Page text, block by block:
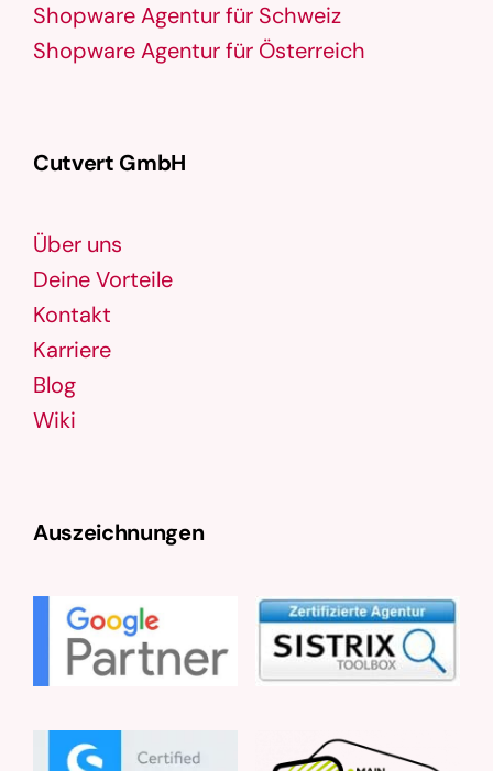
Shopware Agentur für Schweiz
Shopware Agentur für Österreich
Cutvert GmbH
Über uns
Deine Vorteile
Kontakt
Karriere
Blog
Wiki
Auszeichnungen